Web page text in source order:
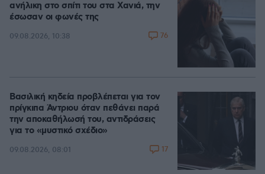
ανήλικη στο σπίτι του στα Χανιά, την
έσωσαν οι φωνές της
09.08.2026, 10:38 76
Βασιλική κηδεία προβλέπεται για τον
πρίγκιπα Άντριου όταν πεθάνει παρά
την αποκαθήλωσή του, αντιδράσεις
για το «μυστικό σχέδιο»
09.08.2026, 08:01 17